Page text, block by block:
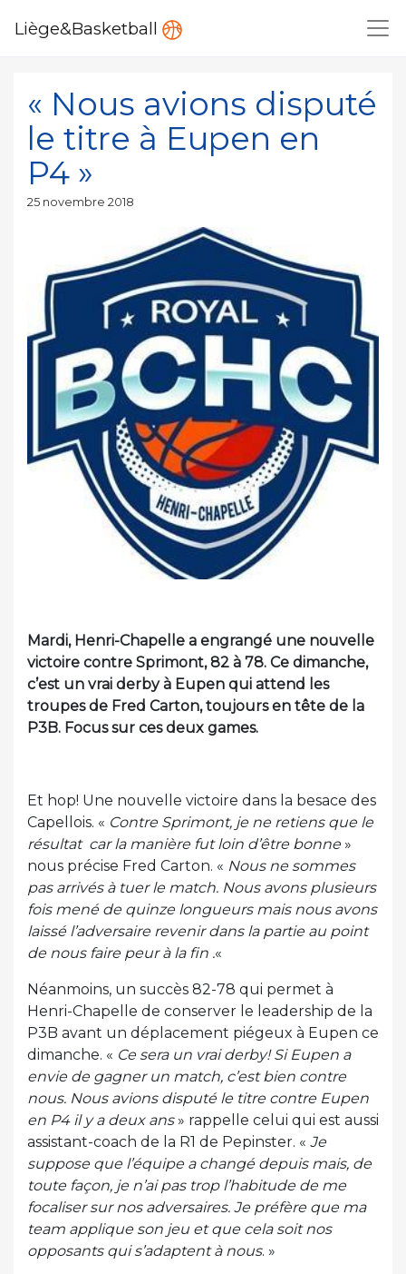
Liège&Basketball
« Nous avions disputé
le titre à Eupen en
P4 »
Publié
25 novembre 2018
Mardi, Henri-Chapelle a engrangé une nouvelle
victoire contre Sprimont, 82 à 78. Ce dimanche,
c’est un vrai derby à Eupen qui attend les
troupes de Fred Carton, toujours en tête de la
P3B. Focus sur ces deux games.
Et hop! Une nouvelle victoire dans la besace des
Capellois. « Contre Sprimont, je ne retiens que le
résultat car la manière fut loin d’être bonne»
nous précise Fred Carton. « Nous ne sommes
pas arrivés à tuer le match. Nous avons plusieurs
fois mené de quinze longueurs mais nous avons
laissé l’adversaire revenir dans la partie au point
de nous faire peur à la fin .«
Néanmoins, un succès 82-78 qui permet à
Henri-Chapelle de conserver le leadership de la
P3B avant un déplacement piégeux à Eupen ce
dimanche. « Ce sera un vrai derby! Si Eupen a
envie de gagner un match, c’est bien contre
nous. Nous avions disputé le titre contre Eupen
en P4 il y a deux ans» rappelle celui qui est aussi
assistant-coach de la R1 de Pepinster. « Je
suppose que l’équipe a changé depuis mais, de
toute façon, je n’ai pas trop l’habitude de me
focaliser sur nos adversaires. Je préfère que ma
team applique son jeu et que cela soit nos
opposants qui s’adaptent à nous. »